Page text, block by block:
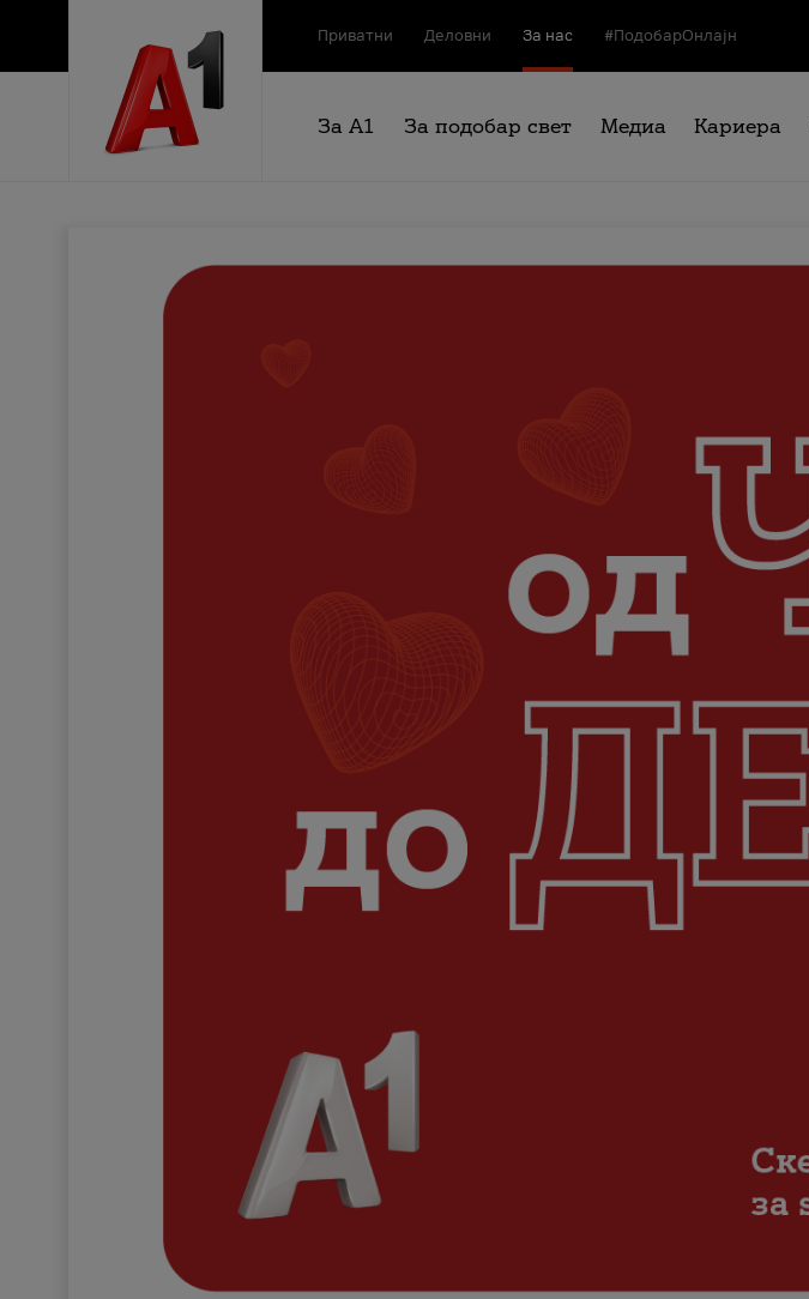
Приватни Деловни За нас #ПодобарОнлајн
За А1 За подобар свет Медиа Кариера